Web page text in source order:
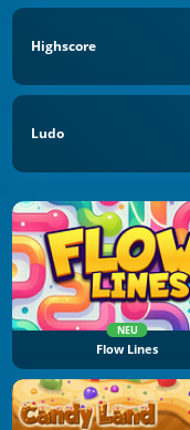
Highscore
Ludo
NEU
Flow Lines